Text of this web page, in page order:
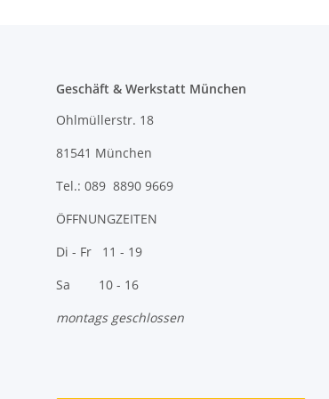
Geschäft & Werkstatt München
Ohlmüllerstr. 18
81541 München
Tel.: 089 8890 9669
ÖFFNUNGZEITEN
Di - Fr 11 - 19
Sa 10 - 16
montags geschlossen